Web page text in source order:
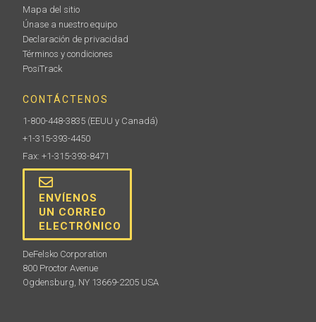
Mapa del sitio
Únase a nuestro equipo
Declaración de privacidad
Términos y condiciones
PosiTrack
CONTÁCTENOS
1-800-448-3835 (EEUU y Canadá)
+1-315-393-4450
Fax: +1-315-393-8471
ENVÍENOS
UN CORREO
ELECTRÓNICO
DeFelsko Corporation
800 Proctor Avenue
Ogdensburg, NY 13669-2205 USA